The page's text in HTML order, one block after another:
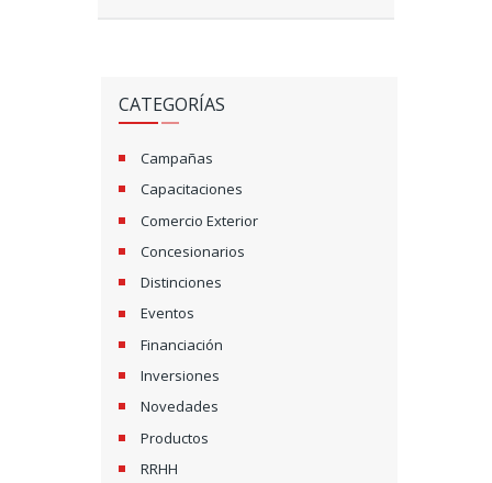
CATEGORÍAS
Campañas
Capacitaciones
Comercio Exterior
Concesionarios
Distinciones
Eventos
Financiación
Inversiones
Novedades
Productos
RRHH